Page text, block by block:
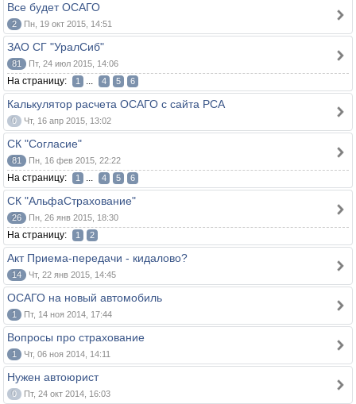
Все будет ОСАГО
2 Пн, 19 окт 2015, 14:51
ЗАО СГ "УралСиб"
81 Пт, 24 июл 2015, 14:06
На страницу: 1 ... 4 5 6
Калькулятор расчета ОСАГО с сайта РСА
0 Чт, 16 апр 2015, 13:02
СК "Согласие"
81 Пн, 16 фев 2015, 22:22
На страницу: 1 ... 4 5 6
СК "АльфаСтрахование"
26 Пн, 26 янв 2015, 18:30
На страницу: 1 2
Акт Приема-передачи - кидалово?
14 Чт, 22 янв 2015, 14:45
ОСАГО на новый автомобиль
1 Пт, 14 ноя 2014, 17:44
Вопросы про страхование
1 Чт, 06 ноя 2014, 14:11
Нужен автоюрист
0 Пт, 24 окт 2014, 16:03